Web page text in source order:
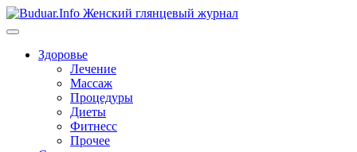
Перейти
к
Здоровье
Лечение
Массаж
Процедуры
Диеты
Фитнесс
Прочее